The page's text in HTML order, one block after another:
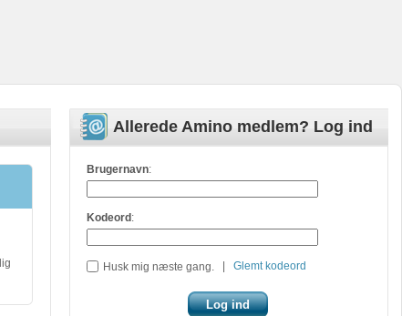
Allerede Amino medlem? Log ind
Brugernavn:
Kodeord :
Husk mig næste gang. Glemt kodeord